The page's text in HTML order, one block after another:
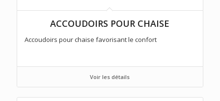
ACCOUDOIRS POUR CHAISE
Accoudoirs pour chaise favorisant le confort
Voir les détails